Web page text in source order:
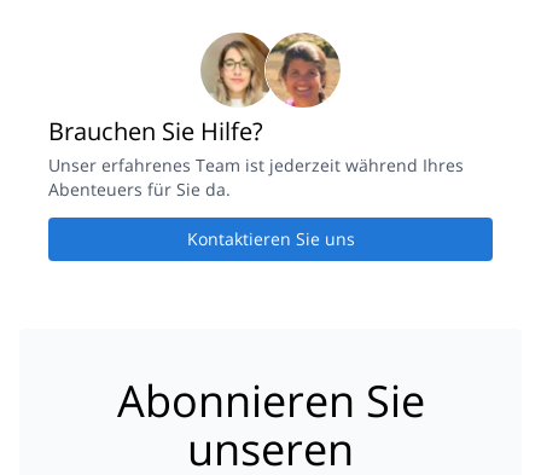
Brauchen Sie Hilfe?
Unser erfahrenes Team ist jederzeit während Ihres
Abenteuers für Sie da.
Kontaktieren Sie uns
Abonnieren Sie
unseren